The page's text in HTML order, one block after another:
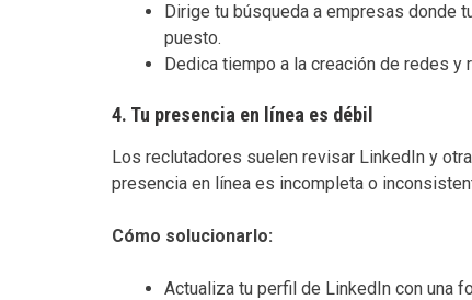
Dirige tu búsqueda a empresas donde
puesto.
Dedica tiempo a la creación de redes y
4. Tu presencia en línea es débil
Los reclutadores suelen revisar LinkedIn y
presencia en línea es incompleta o
Cómo solucionarlo:
Actualiza tu perfil de LinkedIn con una